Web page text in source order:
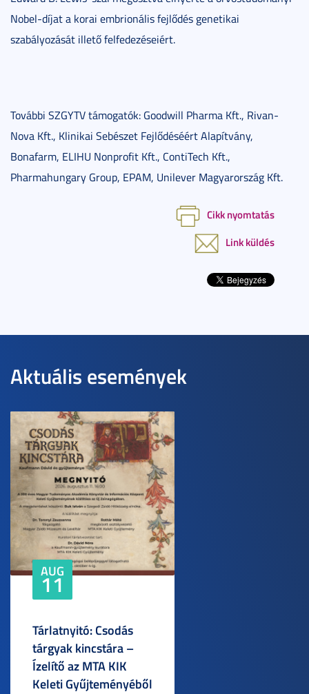
Nobel-díjat a korai embrionális fejlődés genetikai
szabályozását illető felfedezéseiért.
További SZGYTV támogatók: Goodwill Pharma Kft., Rivan-
Nova Kft., Klinikai Sebészet Fejlődéséért Alapítvány,
Bonafarm, ELIHU Nonprofit Kft., ContiTech Kft.,
Pharmahungary Group, EPAM, Unilever Magyarország Kft.
Cikk nyomtatás
Link küldés
Aktuális események
AUG
11
Tárlatnyitó: Csodás
tárgyak kincstára –
Ízelítő az MTA KIK
Keleti Gyűjteményéből